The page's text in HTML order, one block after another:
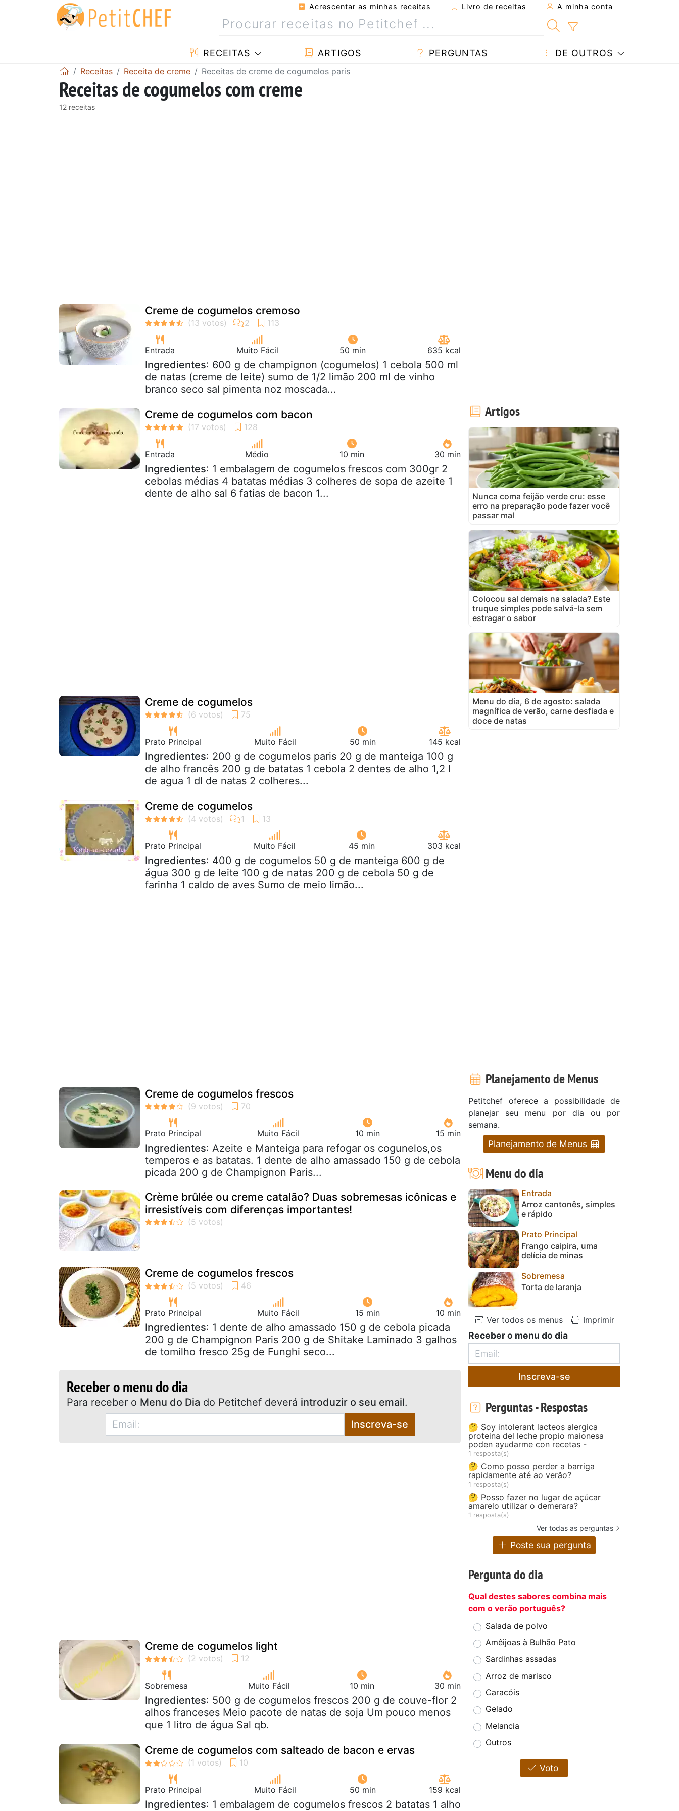
Acrescentar as minhas receitas Livro de receitas A minha conta
RECEITAS ARTIGOS PERGUNTAS DE OUTROS
Receitas Receita de creme Receitas de creme de cogumelos paris
Receitas de cogumelos com creme
12 receitas
Creme de cogumelos cremoso
Entrada Muito Fácil 50 min 635 kcal
Ingredientes: 600 g de champignon (cogumelos) 1 cebola 500 ml
de natas (creme de leite) sumo de 1/2 limão 200 ml de vinho
branco seco sal pimenta noz moscada...
Creme de cogumelos com bacon
Entrada Médio 10 min 30 min
Ingredientes: 1 embalagem de cogumelos frescos com 300gr 2
cebolas médias 4 batatas médias 3 colheres de sopa de azeite 1
dente de alho sal 6 fatias de bacon 1...
Creme de cogumelos
Prato Principal Muito Fácil 50 min 145 kcal
Ingredientes: 200 g de cogumelos paris 20 g de manteiga 100 g
de alho francês 200 g de batatas 1 cebola 2 dentes de alho 1,2 l
de agua 1 dl de natas 2 colheres...
Creme de cogumelos
Prato Principal Muito Fácil 45 min 303 kcal
Ingredientes: 400 g de cogumelos 50 g de manteiga 600 g de
água 300 g de leite 100 g de natas 200 g de cebola 50 g de
farinha 1 caldo de aves Sumo de meio limão...
Creme de cogumelos frescos
Prato Principal Muito Fácil 10 min 15 min
Ingredientes: Azeite e Manteiga para refogar os cogunelos,os
temperos e as batatas. 1 dente de alho amassado 150 g de cebola
picada 200 g de Champignon Paris...
Crème brûlée ou creme catalão? Duas sobremesas icônicas e
irresistíveis com diferenças importantes!
Creme de cogumelos frescos
Prato Principal Muito Fácil 15 min 10 min
Ingredientes: 1 dente de alho amassado 150 g de cebola picada
200 g de Champignon Paris 200 g de Shitake Laminado 3 galhos
de tomilho fresco 25g de Funghi seco...
Receber o menu do dia
Para receber o Menu do Dia do Petitchef deverá introduzir o seu email.
Inscreva-se
Creme de cogumelos light
Sobremesa Muito Fácil 10 min 30 min
Ingredientes: 500 g de cogumelos frescos 200 g de couve-flor 2
alhos franceses Meio pacote de natas de soja Um pouco menos
que 1 litro de água Sal qb.
Creme de cogumelos com salteado de bacon e ervas
Prato Principal Muito Fácil 50 min 159 kcal
Ingredientes: 1 embalagem de cogumelos frescos 2 batatas 1 alho
Artigos
Nunca coma feijão verde cru: esse
erro na preparação pode fazer você
passar mal
Colocou sal demais na salada? Este
truque simples pode salvá-la sem
estragar o sabor
Menu do dia, 6 de agosto: salada
magnífica de verão, carne desfiada e
doce de natas
Planejamento de Menus
Petitchef oferece a possibilidade de
planejar seu menu por dia ou por
semana.
Planejamento de Menus
Menu do dia
Entrada
Arroz cantonês, simples
e rápido
Prato Principal
Frango caipira, uma
delícia de minas
Sobremesa
Torta de laranja
Ver todos os menus Imprimir
Receber o menu do dia
Inscreva-se
Perguntas - Respostas
🤔 Soy intolerant lacteos alergica
proteina del leche propio maionesa
poden ayudarme con recetas -
1 resposta(s)
🤔 Como posso perder a barriga
rapidamente até ao verão?
1 resposta(s)
🤔 Posso fazer no lugar de açúcar
amarelo utilizar o demerara?
1 resposta(s)
Ver todas as perguntas
Poste sua pergunta
Pergunta do dia
Qual destes sabores combina mais
com o verão português?
Salada de polvo
Amêijoas à Bulhão Pato
Sardinhas assadas
Arroz de marisco
Caracóis
Gelado
Melancia
Outros
Voto